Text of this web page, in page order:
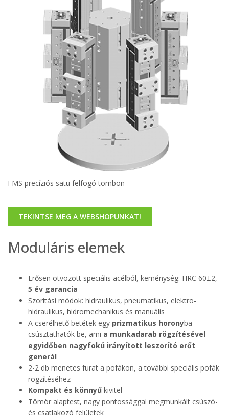
FMS precíziós satu felfogó tömbön
TEKINTSE MEG A WEBSHOPUNKAT!
Moduláris elemek
Erősen ötvözött speciális acélból, keménység: HRC 60±2,
5 év garancia
Szorítási módok: hidraulikus, pneumatikus, elektro-
hidraulikus, hidromechanikus és manuális
A cserélhető betétek egy prizmatikus horonyba
csúsztathatók be, ami a munkadarab rögzítésével
egyidőben nagyfokú irányított leszorító erőt
generál
2-2 db menetes furat a pofákon, a további speciális pofák
rögzítéséhez
Kompakt és könnyű kivitel
Tömör alaptest, nagy pontossággal megmunkált csúszó-
és csatlakozó felületek